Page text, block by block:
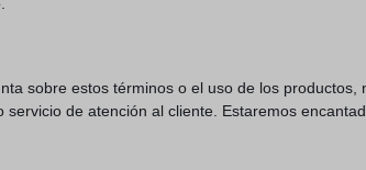
sobre estos términos o el uso de los productos,
servicio de atención al cliente. Estaremos